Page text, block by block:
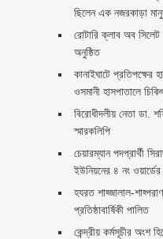
ছিলেন এক নজরকাড়া
রোটারি ক্লাব অব সিলেট
অনুষ্ঠিত
কানাইঘাটে
ওসমানী হাসপাতালে
বিরোধীদলীয় নেতা ডা.
স্মারকলিপি ‎
চেয়ারম্যান পদপ্রার্থী
ইউনিয়নের ৪ নং
হযরত শাহ্জালাল-
প্রতিষ্ঠাবার্ষিকী পালিত ‎​
কেন্দ্রীয় কর্মসূচীর অংশ